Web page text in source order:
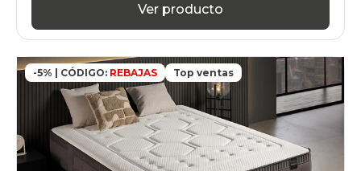
Ver producto
-5% | CÓDIGO: REBAJAS Top ventas